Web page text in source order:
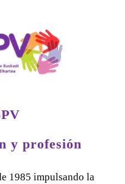
y profesión
1985 impulsando la